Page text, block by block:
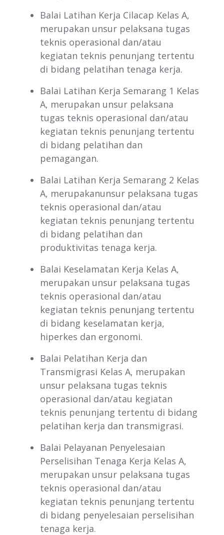
Balai Latihan Kerja Cilacap Kelas A,
merupakan unsur pelaksana tugas
teknis operasional dan/atau
kegiatan teknis penunjang tertentu
di bidang pelatihan tenaga kerja.
Balai Latihan Kerja Semarang 1 Kelas
A, merupakan unsur pelaksana
tugas teknis operasional dan/atau
kegiatan teknis penunjang tertentu
di bidang pelatihan dan
pemagangan.
Balai Latihan Kerja Semarang 2 Kelas
A, merupakanunsur pelaksana tugas
teknis operasional dan/atau
kegiatan teknis penunjang tertentu
di bidang pelatihan dan
produktivitas tenaga kerja.
Balai Keselamatan Kerja Kelas A,
merupakan unsur pelaksana tugas
teknis operasional dan/atau
kegiatan teknis penunjang tertentu
di bidang keselamatan kerja,
hiperkes dan ergonomi.
Balai Pelatihan Kerja dan
Transmigrasi Kelas A, merupakan
unsur pelaksana tugas teknis
operasional dan/atau kegiatan
teknis penunjang tertentu di bidang
pelatihan kerja dan transmigrasi.
Balai Pelayanan Penyelesaian
Perselisihan Tenaga Kerja Kelas A,
merupakan unsur pelaksana tugas
teknis operasional dan/atau
kegiatan teknis penunjang tertentu
di bidang penyelesaian perselisihan
tenaga kerja.